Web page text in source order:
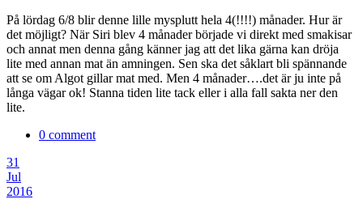
På lördag 6/8 blir denne lille mysplutt hela 4(!!!!) månader. Hur är
det möjligt? När Siri blev 4 månader började vi direkt med smakisar
och annat men denna gång känner jag att det lika gärna kan dröja
lite med annan mat än amningen. Sen ska det såklart bli spännande
att se om Algot gillar mat med. Men 4 månader….det är ju inte på
långa vägar ok! Stanna tiden lite tack eller i alla fall sakta ner den
lite.
0 comment
31
Jul
2016